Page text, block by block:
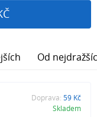
Od
Doprava: 59 Kč
Skladem